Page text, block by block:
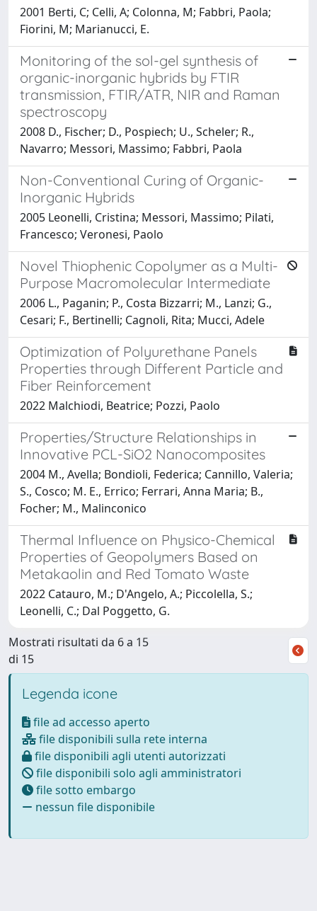
2001 Berti, C; Celli, A; Colonna, M; Fabbri, Paola;
Fiorini, M; Marianucci, E.
Monitoring of the sol-gel synthesis of
organic-inorganic hybrids by FTIR
transmission, FTIR/ATR, NIR and Raman
spectroscopy
2008 D., Fischer; D., Pospiech; U., Scheler; R.,
Navarro; Messori, Massimo; Fabbri, Paola
Non-Conventional Curing of Organic-
Inorganic Hybrids
2005 Leonelli, Cristina; Messori, Massimo; Pilati,
Francesco; Veronesi, Paolo
Novel Thiophenic Copolymer as a Multi-
Purpose Macromolecular Intermediate
2006 L., Paganin; P., Costa Bizzarri; M., Lanzi; G.,
Cesari; F., Bertinelli; Cagnoli, Rita; Mucci, Adele
Optimization of Polyurethane Panels
Properties through Different Particle and
Fiber Reinforcement
2022 Malchiodi, Beatrice; Pozzi, Paolo
Properties/Structure Relationships in
Innovative PCL-SiO2 Nanocomposites
2004 M., Avella; Bondioli, Federica; Cannillo, Valeria;
S., Cosco; M. E., Errico; Ferrari, Anna Maria; B.,
Focher; M., Malinconico
Thermal Influence on Physico-Chemical
Properties of Geopolymers Based on
Metakaolin and Red Tomato Waste
2022 Catauro, M.; D'Angelo, A.; Piccolella, S.;
Leonelli, C.; Dal Poggetto, G.
Mostrati risultati da 6 a 15
di 15
Legenda icone
file ad accesso aperto
file disponibili sulla rete interna
file disponibili agli utenti autorizzati
file disponibili solo agli amministratori
file sotto embargo
nessun file disponibile